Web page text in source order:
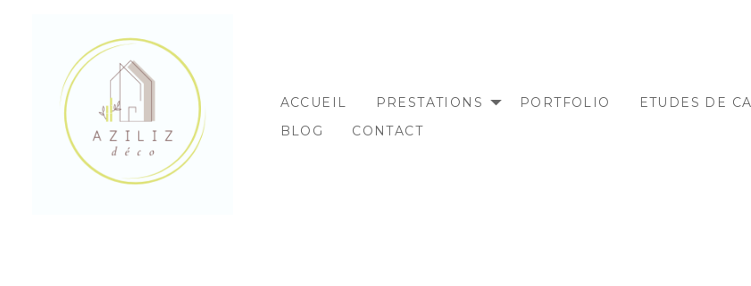
principal
ACCUEIL PRESTATIONS PORTFOLIO ETUDES DE
BLOG
CONTACT